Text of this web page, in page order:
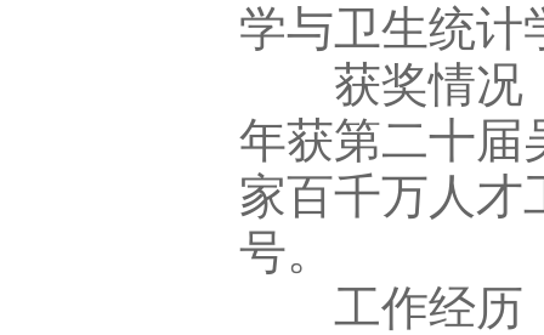
学与卫生统计
获奖情况：
年获第二十届
家百千万人才
号。
工作经历